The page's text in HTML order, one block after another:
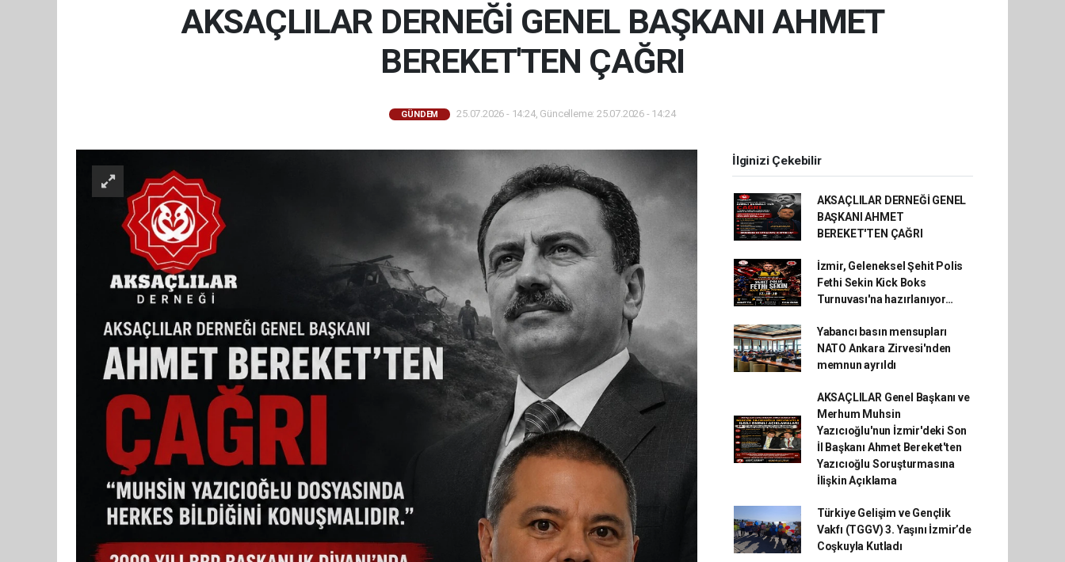
AKSAÇLILAR DERNEĞİ GENEL BAŞKANI AHMET
BEREKET'TEN ÇAĞRI
GÜNDEM 25.07.2026 - 14:24, Güncelleme: 25.07.2026 - 14:24
İlginizi Çekebilir
AKSAÇLILAR DERNEĞİ GENEL
BAŞKANI AHMET
BEREKET'TEN ÇAĞRI
İzmir, Geleneksel Şehit Polis
Fethi Sekin Kick Boks
Turnuvası'na hazırlanıyor…
Yabancı basın mensupları
NATO Ankara Zirvesi'nden
memnun ayrıldı
AKSAÇLILAR Genel Başkanı ve
Merhum Muhsin
Yazıcıoğlu'nun İzmir'deki Son
İl Başkanı Ahmet Bereket'ten
Yazıcıoğlu Soruşturmasına
İlişkin Açıklama
Türkiye Gelişim ve Gençlik
Vakfı (TGGV) 3. Yaşını İzmir’de
Coşkuyla Kutladı